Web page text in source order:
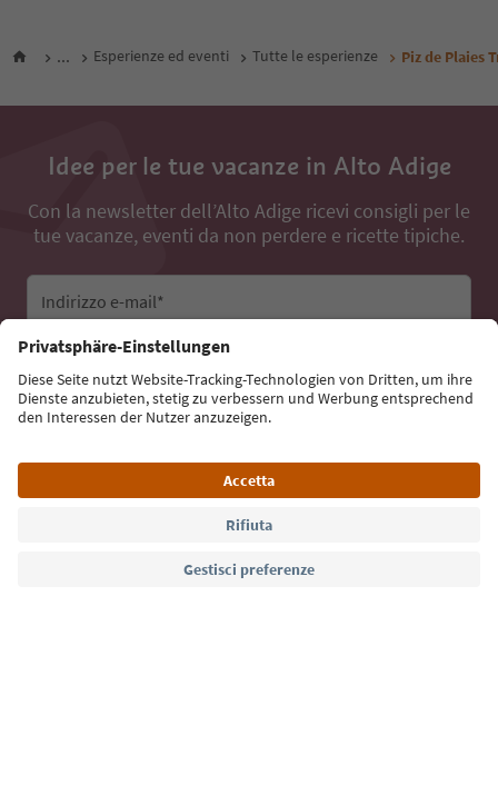
... Esperienze ed eventi Tutte le esperienze Piz de Plaies
Idee per le tue vacanze in Alto Adige
Con la newsletter dell’Alto Adige ricevi consigli per le
tue vacanze, eventi da non perdere e ricette tipiche.
Indirizzo e-mail*
Iscriviti alla newsletter